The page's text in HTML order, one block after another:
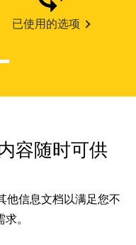
已使用的选项
容随时可供
他信息文档以满足您不
。